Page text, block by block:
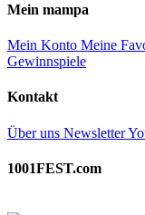
Mein mampa
Mein Konto Meine
Gewinnspiele
Kontakt
Über uns Newsletter
1001FEST.com